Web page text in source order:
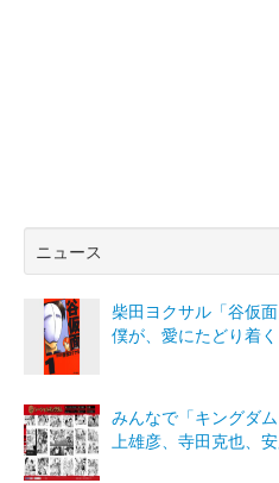
ニュース
柴田ヨクサル「谷仮
僕が、愛にたどり着
みんなで「キングダ
上雄彦、寺田克也、